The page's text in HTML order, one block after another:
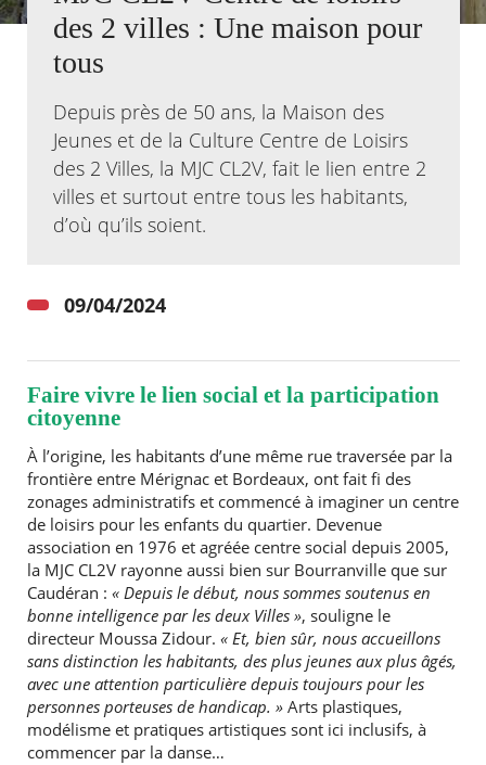
Actualités
Kiosque
Espace de services en ligne
Facebook Instagram
YoutubeLinkedin
RECHERCHER ...
des 2 villes : Une maison pour
tous
Depuis près de 50 ans, la Maison des
Jeunes et de la Culture Centre de Loisirs
des 2 Villes, la MJC CL2V, fait le lien entre 2
villes et surtout entre tous les habitants,
d’où qu’ils soient.
09/04/2024
Faire vivre le lien social et la participation
citoyenne
À l’origine, les habitants d’une même rue traversée par la
frontière entre Mérignac et Bordeaux, ont fait fi des
zonages administratifs et commencé à imaginer un centre
de loisirs pour les enfants du quartier. Devenue
association en 1976 et agréée centre social depuis 2005,
la MJC CL2V rayonne aussi bien sur Bourranville que sur
Caudéran : « Depuis le début, nous sommes soutenus en
bonne intelligence par les deux Villes », souligne le
directeur Moussa Zidour. « Et, bien sûr, nous accueillons
sans distinction les habitants, des plus jeunes aux plus âgés,
avec une attention particulière depuis toujours pour les
personnes porteuses de handicap. »Arts plastiques,
modélisme et pratiques artistiques sont ici inclusifs, à
commencer par la danse…